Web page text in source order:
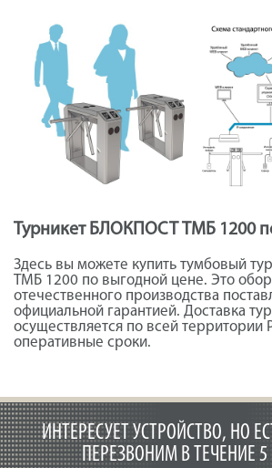
Турникет БЛОКПОСТ ТМБ 1200
Здесь вы можете купить тумбовый
ТМБ 1200 по выгодной цене. Это
отечественного производства
официальной гарантией. Доставка
осуществляется по всей территории
оперативные сроки.
ИНТЕРЕСУЕТ УСТРОЙСТВО, НО
ПЕРЕЗВОНИМ В ТЕЧЕНИЕ